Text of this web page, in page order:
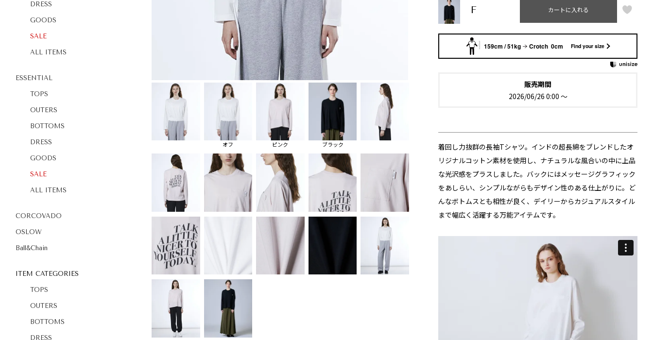
DRESS
GOODS
SALE
ALL ITEMS
ESSENTIAL
TOPS
OUTERS
BOTTOMS
DRESS
GOODS
SALE
ALL ITEMS
CORCOVADO
OSLOW
Ball&Chain
ITEM CATEGORIES
TOPS
OUTERS
BOTTOMS
DRESS
オフ ピンク ブラック
F カートに入れる
159cm / 51kg Crotch 0cm Find your size
販売期間
2026/06/26 0:00 〜
着回し力抜群の長袖Tシャツ。インドの超長綿をブレンドしたオ
リジナルコットン素材を使用し、ナチュラルな風合いの中に上品
な光沢感をプラスしました。バックにはメッセージグラフィック
をあしらい、シンプルながらもデザイン性のある仕上がりに。ど
んなボトムスとも相性が良く、デイリーからカジュアルスタイル
まで幅広く活躍する万能アイテムです。